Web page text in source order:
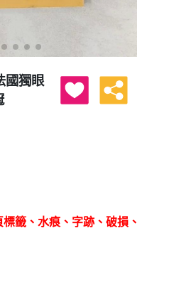
國獨眼
籤、水痕、字跡、破損、